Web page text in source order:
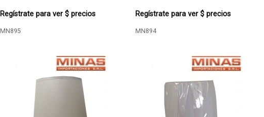
Regístrate para ver $ precios
MN895
Regístrate para ver $ precios
MN894